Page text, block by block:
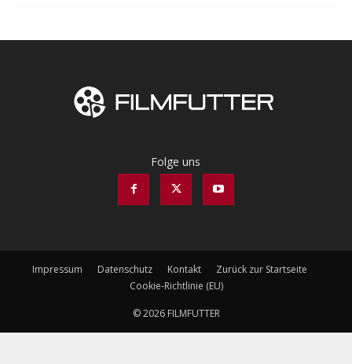
Folge uns
Impressum Datenschutz Kontakt
Zurück zur Startseite
Cookie-Richtlinie (EU)
© 2026 FILMFUTTER